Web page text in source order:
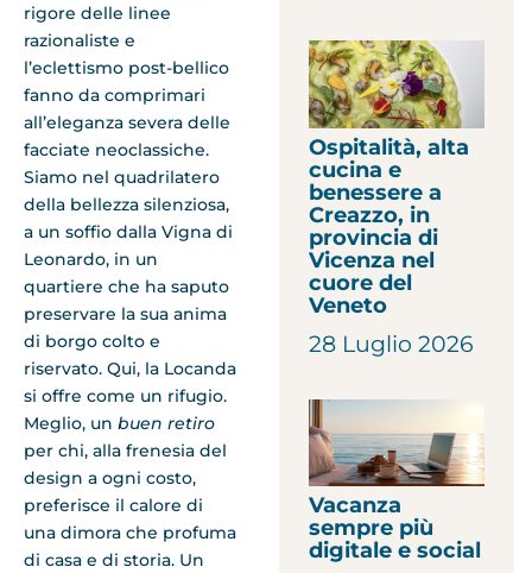
rigore delle linee
razionaliste e
l’eclettismo post-bellico
fanno da comprimari
all’eleganza severa delle
facciate neoclassiche.
Siamo nel quadrilatero
della bellezza silenziosa,
a un soffio dalla Vigna di
Leonardo, in un
quartiere che ha saputo
preservare la sua anima
di borgo colto e
riservato. Qui, la Locanda
si offre come un rifugio.
Meglio, un buen retiro
per chi, alla frenesia del
design a ogni costo,
preferisce il calore di
una dimora che profuma
di casa e di storia. Un
Ospitalità, alta
cucina e
benessere a
Creazzo, in
provincia di
Vicenza nel
cuore del
Veneto
28 Luglio 2026
Vacanza
sempre più
digitale e social